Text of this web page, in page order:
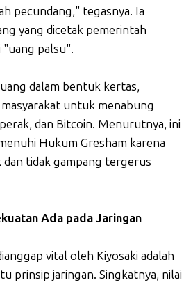
pecundang," tegasnya. Ia
yang dicetak pemerintah
"uang palsu".
dalam bentuk kertas,
untuk menabung
dan Bitcoin. Menurutnya, ini
Hukum Gresham karena
dan tidak gampang tergerus
Ada pada Jaringan
vital oleh Kiyosaki adalah
prinsip jaringan. Singkatnya, nilai